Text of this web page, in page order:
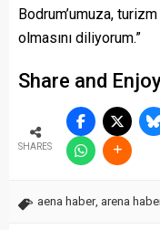
Bodrum’umuza,
olmasını diliyorum.”
Share and
SHARES
aena haber, arena